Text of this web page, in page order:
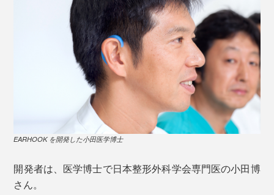
《EARHOOKが刺激するツボ》
瘈脈（けいみゃく）
耳鳴り、めまい、頭痛、顔の引き締めなど
頭痛、肩こり、首のこり、耳鳴り、鼻づまり、花粉
症、風邪
EARHOOK をかけた際の皮膚表面温度の変化（医療サーモグラフィーを採用）
サーモグラフィーで比較すると、『EARHOOK』装着に
よって、頸部から顔面にかけて、広範囲で皮膚温度が上
昇していることがわかります。もちろん個人差はありま
すが、30分かけるだけで、ぽかぽかとしてくる方もいる
《ネオジム磁石が刺激する神経》
EARHOOK を開発した小田医学博士
開発者は、医学博士で日本整形外科学会専門医の小田博
さん。